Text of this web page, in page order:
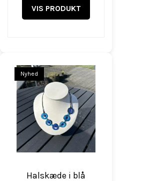
VIS PRODUKT
Nyhed
Halskæde i blå